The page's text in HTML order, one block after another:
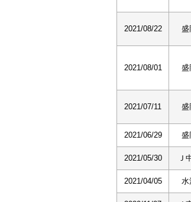
2021/08/22 盛
2021/08/01 盛
2021/07/11 盛
2021/06/29 盛
2021/05/30 Ｊ
2021/04/05 水